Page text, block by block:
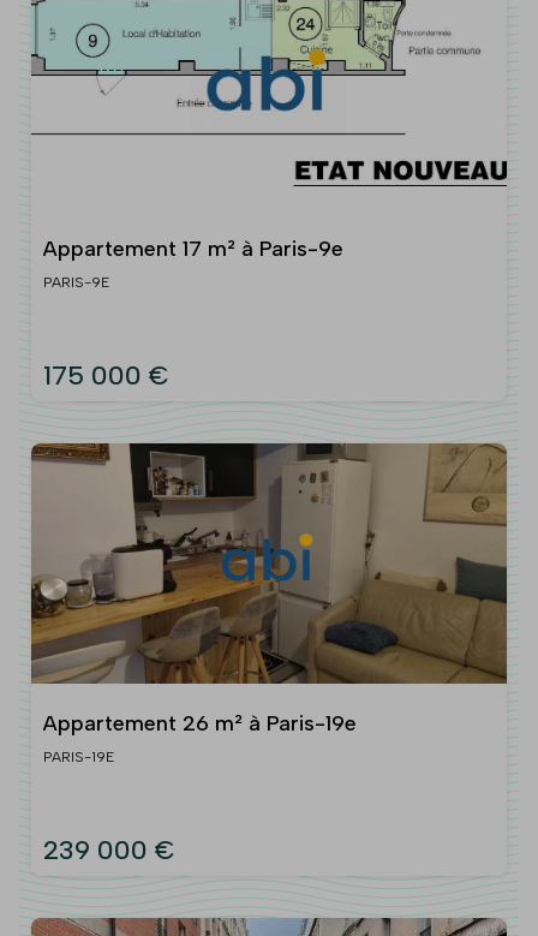
Appartement 17 m² à Paris-9e
PARIS-9E
175 000 €
Appartement 26 m² à Paris-19e
PARIS-19E
239 000 €